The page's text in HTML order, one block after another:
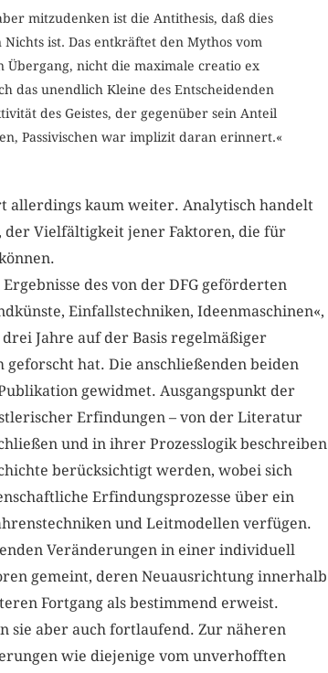
mitzudenken ist die Antithesis, daß dies
ist. Das entkräftet den Mythos vom
nicht die maximale creatio ex
das unendlich Kleine des Entscheidenden
des Geistes, der gegenüber sein Anteil
Passivischen war implizit daran erinnert.«
allerdings kaum weiter. Analytisch handelt
der Vielfältigkeit jener Faktoren, die für
des von der DFG geförderten
Einfallstechniken, Ideenmaschinen«,
Jahre auf der Basis regelmäßiger
hat. Die anschließenden beiden
gewidmet. Ausgangspunkt der
Erfindungen – von der Literatur
und in ihrer Prozesslogik beschreiben
berücksichtigt werden, wobei sich
Erfindungsprozesse über ein
und Leitmodellen verfügen.
Veränderungen in einer individuell
gemeint, deren Neuausrichtung innerhalb
Fortgang als bestimmend erweist.
sie aber auch fortlaufend. Zur näheren
wie diejenige vom unverhofften